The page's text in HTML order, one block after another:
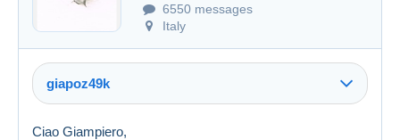
6550 messages
Italy
giapoz49k
Ciao Giampiero,